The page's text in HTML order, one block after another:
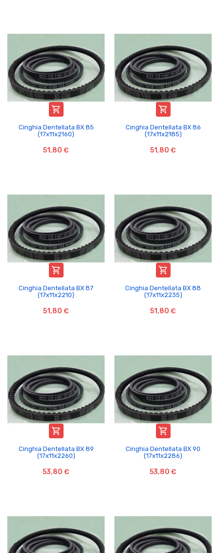

Cinghia Dentellata BX 85
(17x11x2160)
51,80 €

Cinghia Dentellata BX 86
(17x11x2185)
51,80 €

Cinghia Dentellata BX 87
(17x11x2210)
51,80 €

Cinghia Dentellata BX 88
(17x11x2235)
51,80 €

Cinghia Dentellata BX 89
(17x11x2260)
53,80 €

Cinghia Dentellata BX 90
(17x11x2286)
53,80 €